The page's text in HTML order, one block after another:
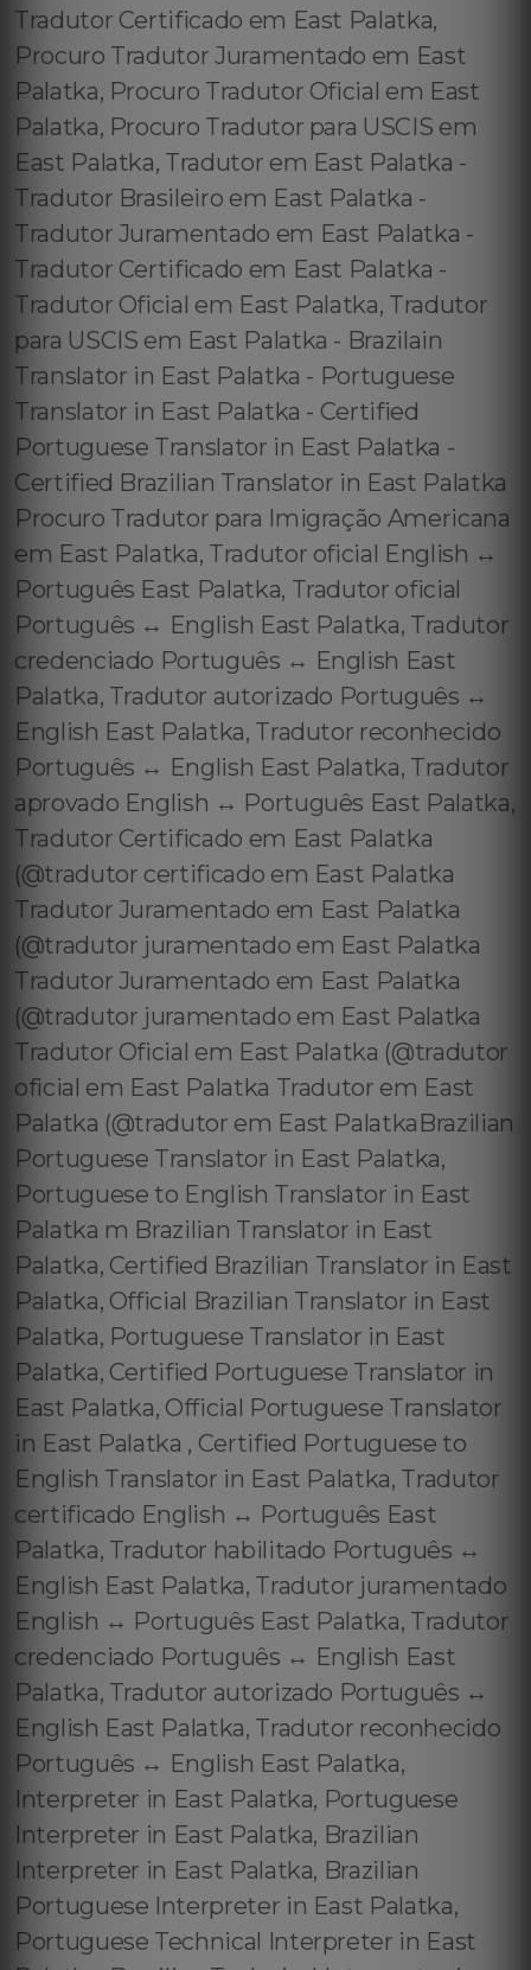
Tradutor Certificado em East Palatka,
Procuro Tradutor Juramentado em East
Palatka, Procuro Tradutor Oficial em East
Palatka, Procuro Tradutor para USCIS em
East Palatka, Tradutor em East Palatka -
Tradutor Brasileiro em East Palatka -
Tradutor Juramentado em East Palatka -
Tradutor Certificado em East Palatka -
Tradutor Oficial em East Palatka, Tradutor
para USCIS em East Palatka - Brazilain
Translator in East Palatka - Portuguese
Translator in East Palatka - Certified
Portuguese Translator in East Palatka -
Certified Brazilian Translator in East Palatka
Procuro Tradutor para Imigração Americana
em East Palatka, Tradutor oficial English ↔️
Português East Palatka, Tradutor oficial
Português ↔️ English East Palatka, Tradutor
credenciado Português ↔️ English East
Palatka, Tradutor autorizado Português ↔️
English East Palatka, Tradutor reconhecido
Português ↔️ English East Palatka, Tradutor
aprovado English ↔️ Português East Palatka,
Tradutor Certificado em East Palatka
(@tradutor certificado em East Palatka
Tradutor Juramentado em East Palatka
(@tradutor juramentado em East Palatka
Tradutor Juramentado em East Palatka
(@tradutor juramentado em East Palatka
Tradutor Oficial em East Palatka (@tradutor
oficial em East Palatka Tradutor em East
Palatka (@tradutor em East PalatkaBrazilian
Portuguese Translator in East Palatka,
Portuguese to English Translator in East
Palatka m Brazilian Translator in East
Palatka, Certified Brazilian Translator in East
Palatka, Official Brazilian Translator in East
Palatka, Portuguese Translator in East
Palatka, Certified Portuguese Translator in
East Palatka, Official Portuguese Translator
in East Palatka , Certified Portuguese to
English Translator in East Palatka, Tradutor
certificado English ↔️ Português East
Palatka, Tradutor habilitado Português ↔️
English East Palatka, Tradutor juramentado
English ↔️ Português East Palatka, Tradutor
credenciado Português ↔️ English East
Palatka, Tradutor autorizado Português ↔️
English East Palatka, Tradutor reconhecido
Português ↔️ English East Palatka,
Interpreter in East Palatka, Portuguese
Interpreter in East Palatka, Brazilian
Interpreter in East Palatka, Brazilian
Portuguese Interpreter in East Palatka,
Portuguese Technical Interpreter in East